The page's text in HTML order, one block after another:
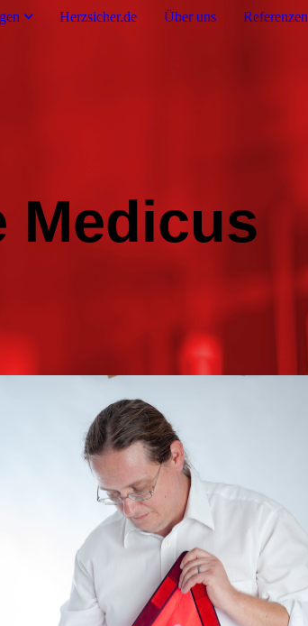
Herzsicher.de Über uns Referenzen
Medicus